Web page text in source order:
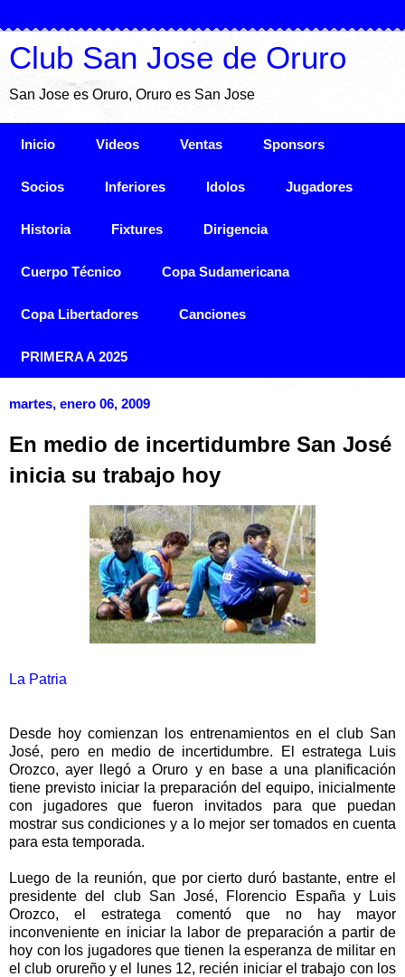
Club San Jose de Oruro
San Jose es Oruro, Oruro es San Jose
Inicio Videos Ventas Sponsors
Socios Inferiores Idolos Jugadores
Historia Fixtures Dirigencia
Cuerpo Técnico Copa Sudamericana
Copa Libertadores Canciones
PRIMERA A 2025
martes, enero 06, 2009
En medio de incertidumbre San José
inicia su trabajo hoy
La Patria
Desde hoy comienzan los entrenamientos en el club San
José, pero en medio de incertidumbre. El estratega Luis
Orozco, ayer llegó a Oruro y en base a una planificación
tiene previsto iniciar la preparación del equipo, inicialmente
con jugadores que fueron invitados para que puedan
mostrar sus condiciones y a lo mejor ser tomados en cuenta
para esta temporada.
Luego de la reunión, que por cierto duró bastante, entre el
presidente del club San José, Florencio España y Luis
Orozco, el estratega comentó que no hay mayor
inconveniente en iniciar la labor de preparación a partir de
hoy con los jugadores que tienen la esperanza de militar en
el club orureño y el lunes 12, recién iniciar el trabajo con los